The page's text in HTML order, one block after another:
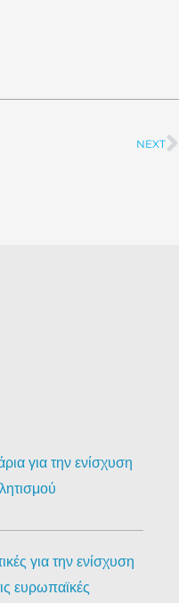
NEXT
για την ενίσχυση
για την ενίσχυση
ευρωπαϊκές